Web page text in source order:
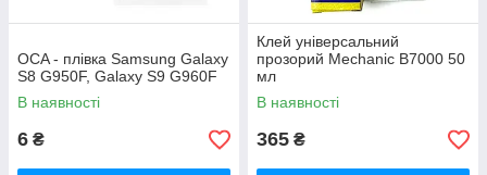
OCA - плівка Samsung Galaxy
S8 G950F, Galaxy S9 G960F
В наявності
6 ₴
Клей універсальний
прозорий Mechanic B7000 50
мл
В наявності
365 ₴